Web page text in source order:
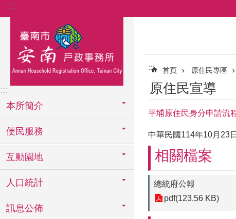
跳到主要內容區塊
:::
:::
本所簡介
便民服務
互動園地
人口統計
訊息公佈
::: 首頁 原住民專區
原住民宣導
平埔原住民身分申請流
中華民國114年10月23
相關檔案
總統府公報
pdf(123.56 KB)